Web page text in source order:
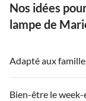
Nos idées
lampe de
Adapté aux
Bien-être le week-